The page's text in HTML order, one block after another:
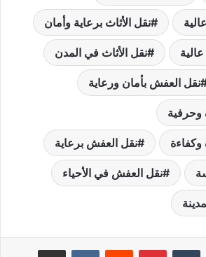
نقل الأثاث برعاية وأمان
نقل الأثاث في المدن
نقل العفش بأمان ورعاية
وحرفية
نقل العفش برعاية
نقل العفش في الأحياء
لينكدإن بينتيريست مشاركة عبر البريد